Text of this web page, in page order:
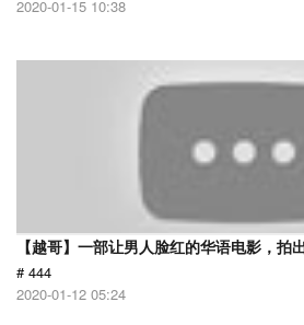
2020-01-15 10:38
【越哥】一部让男人脸红的华语电影，拍
# 444
2020-01-12 05:24